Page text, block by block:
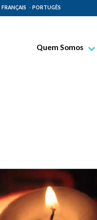
FRANÇAIS PORTUGÊS
Quem Somos
Família Paulina